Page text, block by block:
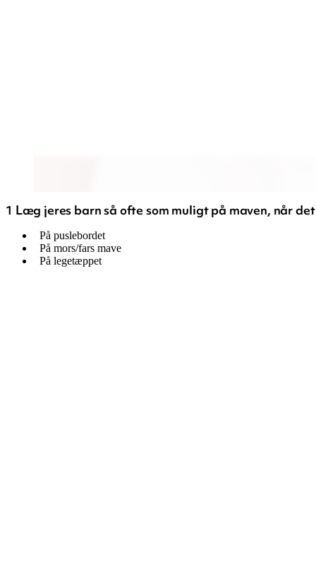
1 Læg jeres barn så ofte som muligt på maven, når
På puslebordet
På mors/fars mave
På legetæppet